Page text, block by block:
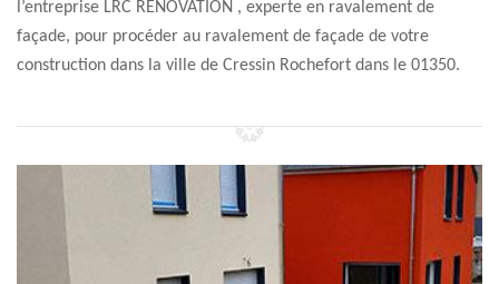
l’entreprise LRC RENOVATION , experte en ravalement de
façade, pour procéder au ravalement de façade de votre
construction dans la ville de Cressin Rochefort dans le 01350.